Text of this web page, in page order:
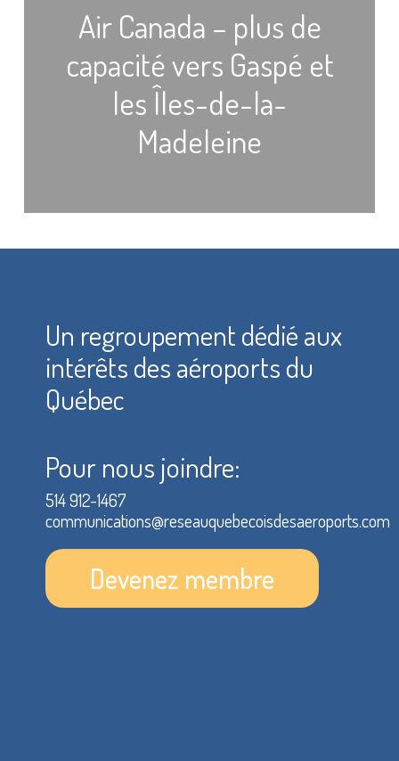
Air Canada – plus de
capacité vers Gaspé et
les Îles-de-la-
Madeleine
Un regroupement dédié aux
intérêts des aéroports du
Québec
Pour nous joindre:
514 912-1467
communications@reseauquebecoisdesaeroports.com
Devenez membre